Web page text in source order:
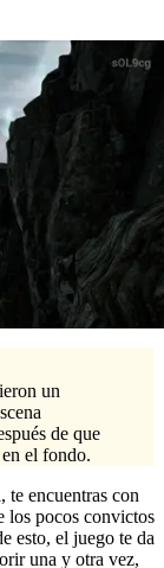
un
de que
el fondo.
encuentras con
los pocos convictos
esto, el juego te da
una y otra vez,